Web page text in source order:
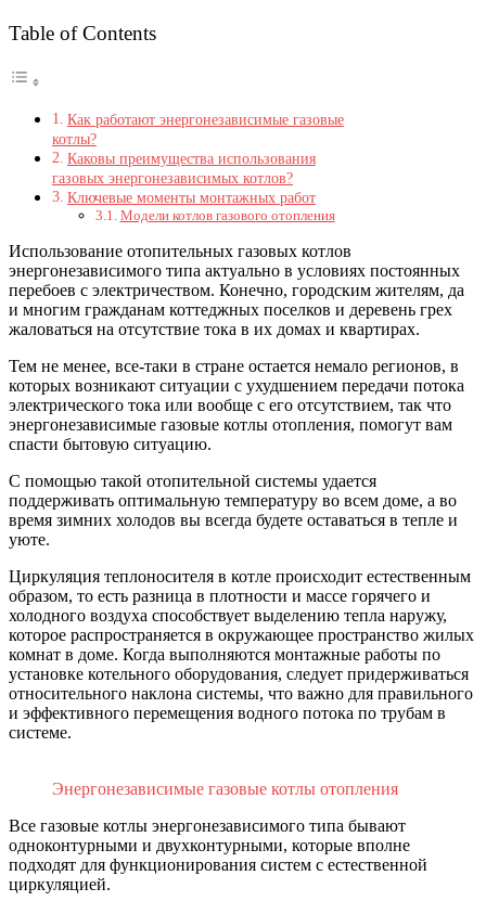
Table of Contents
Как работают энергонезависимые газовые
котлы?
Каковы преимущества использования
газовых энергонезависимых котлов?
Ключевые моменты монтажных работ
Модели котлов газового отопления
Использование отопительных газовых котлов
энергонезависимого типа актуально в условиях постоянных
перебоев с электричеством. Конечно, городским жителям, да
и многим гражданам коттеджных поселков и деревень грех
жаловаться на отсутствие тока в их домах и квартирах.
Тем не менее, все-таки в стране остается немало регионов, в
которых возникают ситуации с ухудшением передачи потока
электрического тока или вообще с его отсутствием, так что
энергонезависимые газовые котлы отопления, помогут вам
спасти бытовую ситуацию.
С помощью такой отопительной системы удается
поддерживать оптимальную температуру во всем доме, а во
время зимних холодов вы всегда будете оставаться в тепле и
уюте.
Циркуляция теплоносителя в котле происходит естественным
образом, то есть разница в плотности и массе горячего и
холодного воздуха способствует выделению тепла наружу,
которое распространяется в окружающее пространство жилых
комнат в доме. Когда выполняются монтажные работы по
установке котельного оборудования, следует придерживаться
относительного наклона системы, что важно для правильного
и эффективного перемещения водного потока по трубам в
системе.
Энергонезависимые газовые котлы отопления
Все газовые котлы энергонезависимого типа бывают
одноконтурными и двухконтурными, которые вполне
подходят для функционирования систем с естественной
циркуляцией.